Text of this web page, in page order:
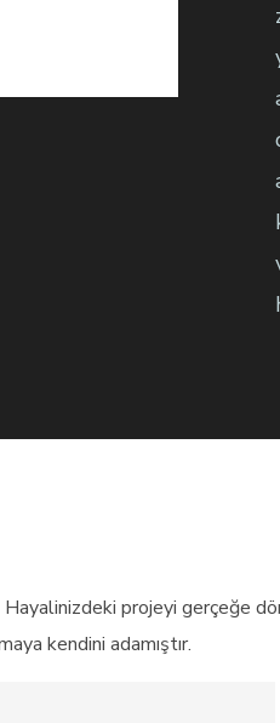
Hayalinizdeki projeyi
kendini adamıştır.